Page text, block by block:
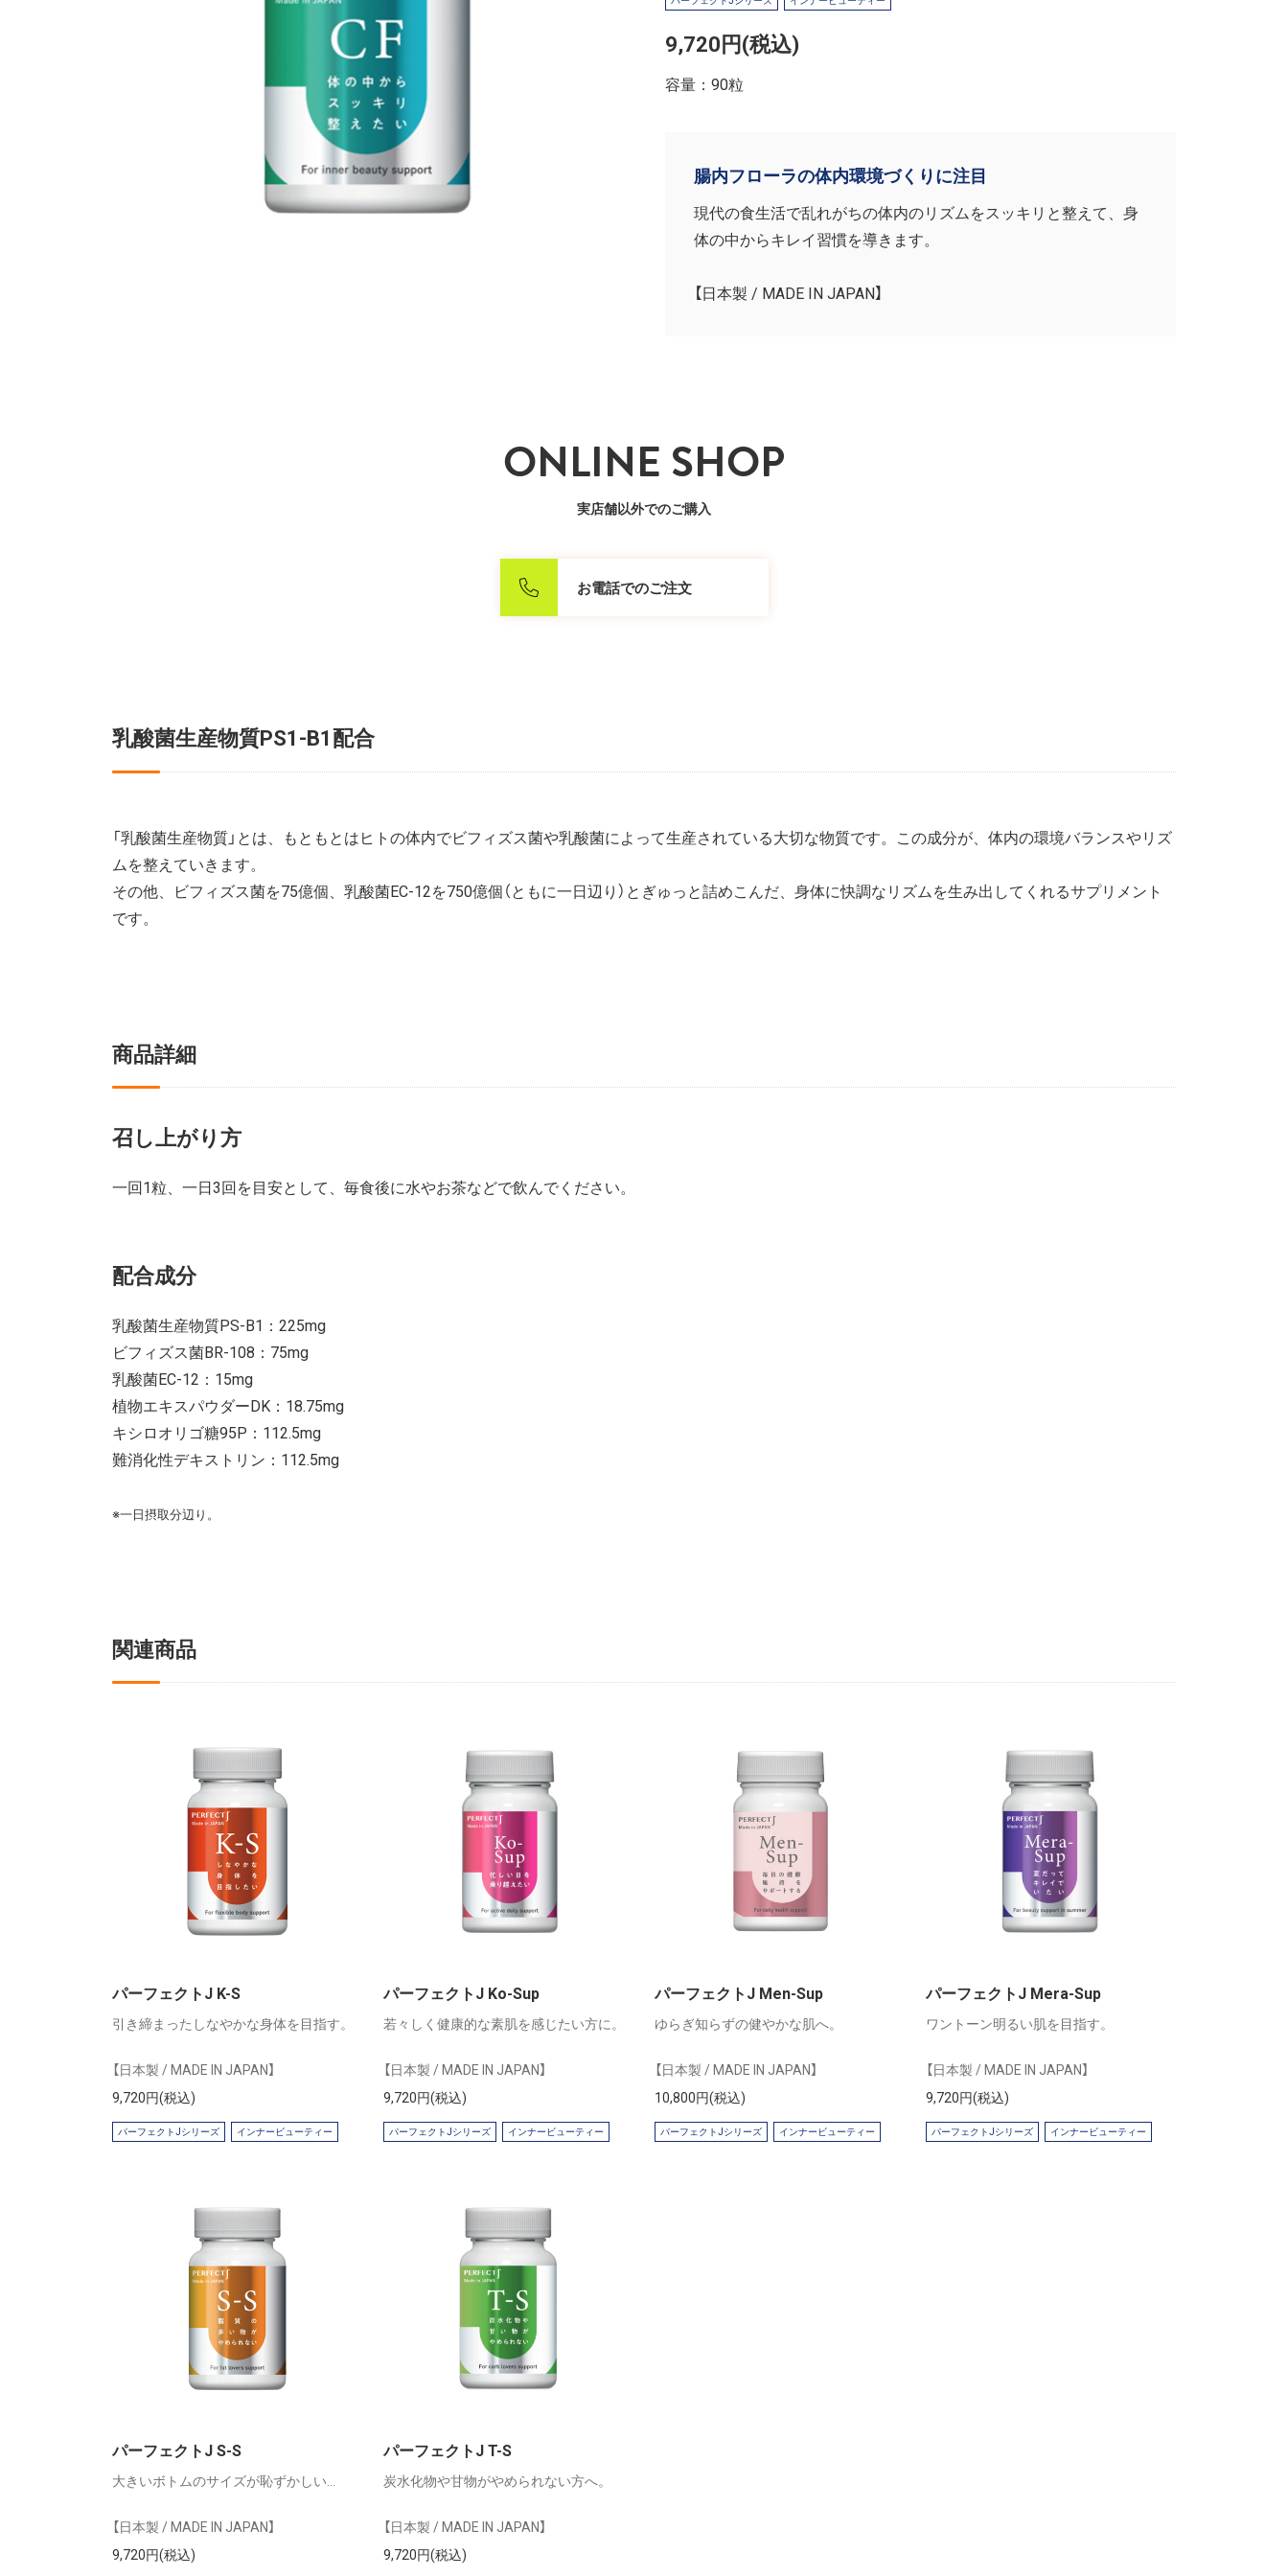
9,720円(税込)
容量：90粒
腸内フローラの体内環境づくりに注目
現代の食生活で乱れがちの体内のリズムをスッキリと整えて、身
体の中からキレイ習慣を導きます。
【日本製 / MADE IN JAPAN】
ONLINE SHOP
実店舗以外でのご購入
お電話でのご注文
乳酸菌生産物質PS1-B1配合
「乳酸菌生産物質」とは、もともとはヒトの体内でビフィズス菌や乳酸菌によって生産されている大切な物質です。この成分が、体内の環境バランスやリズ
ムを整えていきます。
その他、ビフィズス菌を75億個、乳酸菌EC-12を750億個（ともに一日辺り）とぎゅっと詰めこんだ、身体に快調なリズムを生み出してくれるサプリメント
です。
商品詳細
召し上がり方
一回1粒、一日3回を目安として、毎食後に水やお茶などで飲んでください。
配合成分
乳酸菌生産物質PS-B1：225mg
ビフィズス菌BR-108：75mg
乳酸菌EC-12：15mg
植物エキスパウダーDK：18.75mg
キシロオリゴ糖95P：112.5mg
難消化性デキストリン：112.5mg
※一日摂取分辺り。
関連商品
パーフェクトJ K-S
引き締まったしなやかな身体を目指す。
【日本製 / MADE IN JAPAN】
9,720円(税込)
パーフェクトJシリーズ インナービューティー
パーフェクトJ Ko-Sup
若々しく健康的な素肌を感じたい方に。
【日本製 / MADE IN JAPAN】
9,720円(税込)
パーフェクトJシリーズ インナービューティー
パーフェクトJ Men-Sup
ゆらぎ知らずの健やかな肌へ。
【日本製 / MADE IN JAPAN】
10,800円(税込)
パーフェクトJシリーズ インナービューティー
パーフェクトJ Mera-Sup
ワントーン明るい肌を目指す。
【日本製 / MADE IN JAPAN】
9,720円(税込)
パーフェクトJシリーズ インナービューティー
パーフェクトJ S-S
大きいボトムのサイズが恥ずかしい…
【日本製 / MADE IN JAPAN】
9,720円(税込)
パーフェクトJ T-S
炭水化物や甘物がやめられない方へ。
【日本製 / MADE IN JAPAN】
9,720円(税込)